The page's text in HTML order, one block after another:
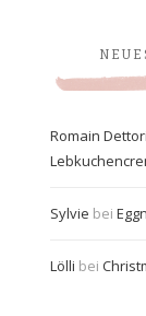
Romain Dettori
Sylvie bei
Lölli bei